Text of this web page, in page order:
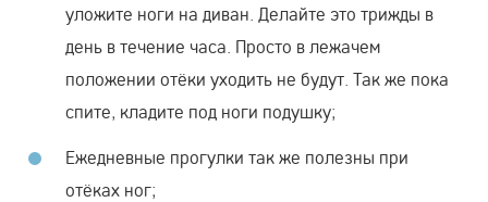
уложите ноги на диван. Делайте это трижды в
день в течение часа. Просто в лежачем
положении отёки уходить не будут. Так же пока
спите, кладите под ноги подушку;
Ежедневные прогулки так же полезны при
отёках ног;